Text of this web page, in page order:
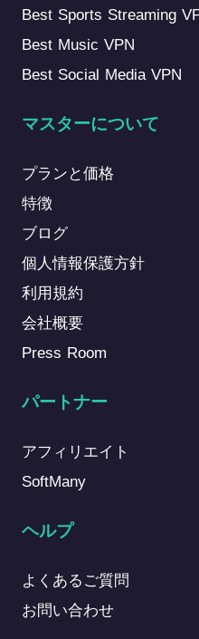
境、接続設定、利
なるVPNプロトコ
VPNプロバイダー
パフォーマンス向
います。VPN
類、最新VPN技術
ュリティ・接続安
Best Sports Streaming
Best Music VPN
Best Social Media VPN
マスターについて
プランと価格
特徴
ブログ
個人情報保護方針
利用規約
会社概要
Press Room
パートナー
アフィリエイト
SoftMany
ヘルプ
よくあるご質問
お問い合わせ